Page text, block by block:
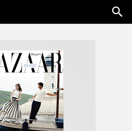
for: